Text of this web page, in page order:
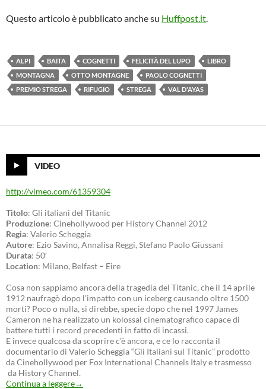
Questo articolo è pubblicato anche su Huffpost.it
ALPI BAITA COGNETTI FELICITÀ DEL LUPO
LIBRO
MONTAGNA
OTTO MONTAGNE
PAOLO COGNETTI
PREMIO STREGA
RIFUGIO STREGA VAL D'AYAS
VIDEO
http://vimeo.com/61359304
Titolo: Gli italiani del Titanic
Produzione: Cinehollywood per History Channel 2012
Regia: Valerio Scheggia
Autore: Ezio Savino, Annalisa Reggi, Stefano Paolo Giussani
Durata: 50′
Location: Milano, Belfast – Eire
Cosa non sappiamo ancora della tragedia del Titanic, che il 14 aprile
1912 naufragò dopo l’impatto con un iceberg causando oltre 1500
morti? Poco o nulla, si direbbe, specie dopo che nel 1997 James
Cameron ne ha realizzato un kolossal cinematografico capace di
battere tutti i record precedenti in fatto di incassi.
E invece qualcosa da scoprire c’è ancora, e ce lo racconta il
documentario di Valerio Scheggia “Gli Italiani sul Titanic” prodotto
da Cinehollywood per Fox International Channels Italy e trasmesso
da History Channel.
Continua a leggere→